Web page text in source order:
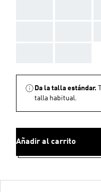
Da la talla estándar.
talla habitual.
Añadir al carrito